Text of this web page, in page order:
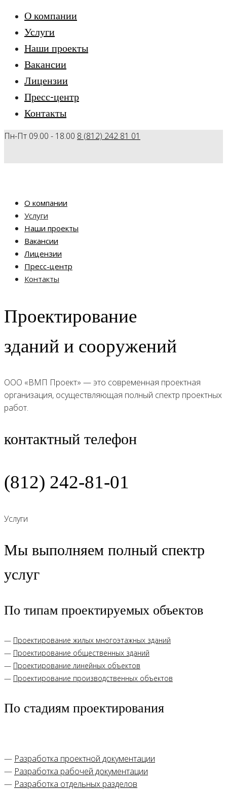
О компании
Услуги
Наши проекты
Вакансии
Лицензии
Пресс-центр
Контакты
Пн-Пт 09.00 - 18.00 8 (812) 242 81 01
О компании
Услуги
Наши проекты
Вакансии
Лицензии
Пресс-центр
Контакты
Проектирование
зданий и сооружений
ООО «ВМП Проект» — это современная проектная
организация, осуществляющая полный спектр проектных
работ.
контактный телефон
(812) 242-81-01
Услуги
Мы выполняем полный спектр
услуг
По типам проектируемых объектов
— Проектирование жилых многоэтажных зданий
— Проектирование общественных зданий
— Проектирование линейных объектов
— Проектирование производственных объектов
По стадиям проектирования
— Разработка проектной документации
— Разработка рабочей документации
— Разработка отдельных разделов